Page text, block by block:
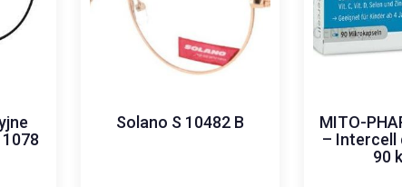
Solano S 10482 B
MITO-
– Intercell
90